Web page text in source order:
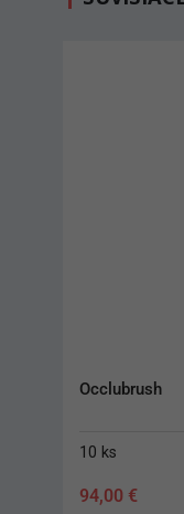
Matrice
150 ks
63,90 €